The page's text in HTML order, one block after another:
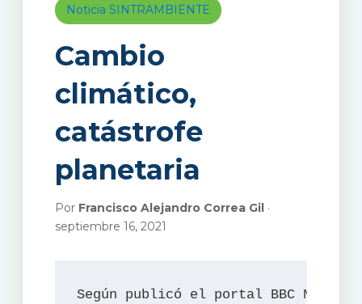
Noticia SINTRAMBIENTE
Cambio
climático,
catástrofe
planetaria
Por Francisco Alejandro Correa Gil·
septiembre 16, 2021
Según publicó el portal BBC